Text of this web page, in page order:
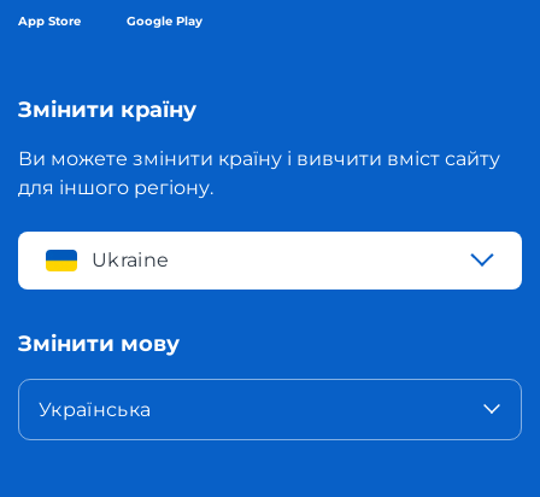
App Store Google Play
Змінити країну
Ви можете змінити країну і вивчити вміст сайту
для іншого регіону.
Ukraine
Змінити мову
Українська